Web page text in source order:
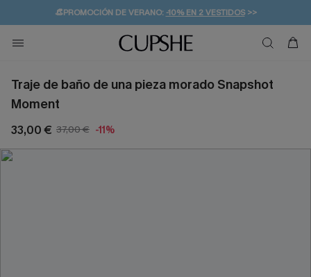
👒PROMOCIÓN DE VERANO:-10% EN 2 VESTIDOS>>
💌¡SUSCRIBIRSE & GANAR -10% EXTRA!
🚚ENVÍO GRATUITO A PARTIR DE 49 € >>
Traje de baño de una pieza morado Snapshot
Moment
33,00 € 37,00 € -11%